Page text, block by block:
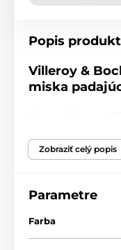
Popis
Villeroy &
miska
Boch, vyrobené z
Bakery Delight.
mikrovlnná rúra:
umývačka riadu:
objem: 0,75 l
Zobraziť celý popis
Parametre
Farba